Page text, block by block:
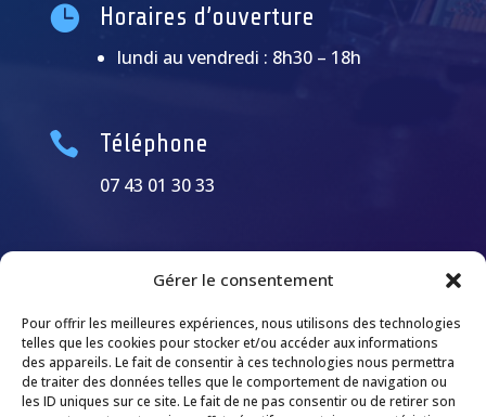
Gérer le consentement
Pour offrir les meilleures expériences, nous utilisons des technologies
telles que les cookies pour stocker et/ou accéder aux informations
des appareils. Le fait de consentir à ces technologies nous permettra
de traiter des données telles que le comportement de navigation ou
les ID uniques sur ce site. Le fait de ne pas consentir ou de retirer son
 Horaires d’ouverture
lundi au vendredi : 8h30 – 18h
 Téléphone
07 43 01 30 33